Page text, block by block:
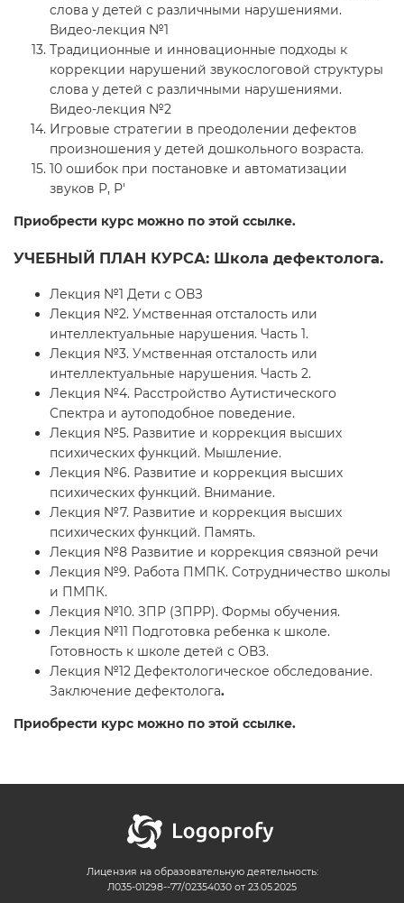
слова у детей с различными нарушениями.
Видео-лекция №1
Традиционные и инновационные подходы к
коррекции нарушений звукослоговой структуры
слова у детей с различными нарушениями.
Видео-лекция №2
Игровые стратегии в преодолении дефектов
произношения у детей дошкольного возраста.
10 ошибок при постановке и автоматизации
звуков Р, Р'
Приобрести курс можно по этой ссылке.
УЧЕБНЫЙ ПЛАН КУРСА: Школа дефектолога.
Лекция №1 Дети с ОВЗ
Лекция №2. Умственная отсталость или
интеллектуальные нарушения. Часть 1.
Лекция №3. Умственная отсталость или
интеллектуальные нарушения. Часть 2.
Лекция №4. Расстройство Аутистического
Спектра и аутоподобное поведение.
Лекция №5. Развитие и коррекция высших
психических функций. Мышление.
Лекция №6. Развитие и коррекция высших
психических функций. Внимание.
Лекция №7. Развитие и коррекция высших
психических функций. Память.
Лекция №8 Развитие и коррекция связной речи
Лекция №9. Работа ПМПК. Сотрудничество школы
и ПМПК.
Лекция №10. ЗПР (ЗПРР). Формы обучения.
Лекция №11 Подготовка ребенка к школе.
Готовность к школе детей с ОВЗ.
Лекция №12 Дефектологическое обследование.
Заключение дефектолога.
Приобрести курс можно по этой ссылке.
Лицензия на образовательную деятельность:
Л035-01298--77/02354030 от 23.05.2025